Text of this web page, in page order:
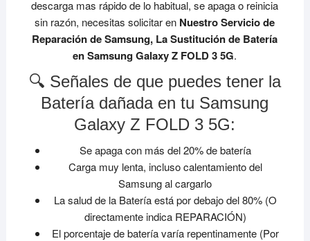
descarga mas rápido de lo habitual, se apaga o reinicia
sin razón, necesitas solicitar en Nuestro Servicio de
Reparación de Samsung, La Sustitución de Batería
en Samsung Galaxy Z FOLD 3 5G.
🔍 Señales de que puedes tener la
Batería dañada en tu Samsung
Galaxy Z FOLD 3 5G:
Se apaga con más del 20% de batería
Carga muy lenta, incluso calentamiento del
Samsung al cargarlo
La salud de la Batería está por debajo del 80% (O
directamente indica REPARACIÓN)
El porcentaje de batería varía repentinamente (Por